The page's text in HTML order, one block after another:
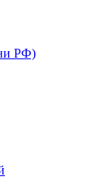
РФ)